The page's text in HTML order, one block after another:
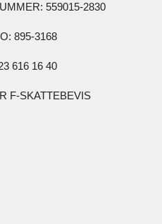
559015-2830
895-3168
616 16 40
F-SKATTEBEVIS